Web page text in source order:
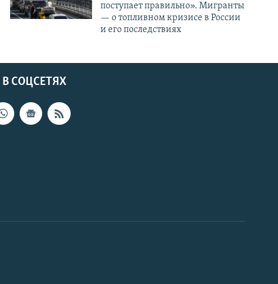
поступает правильно». Мигранты
— о топливном кризисе в России
и его последствиях
СОЦСЕТЯХ